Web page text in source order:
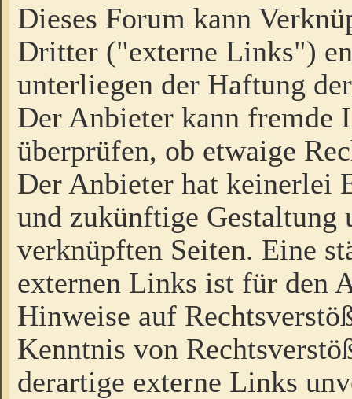
Dieses Forum kann
Dritter ("externe Links")
unterliegen der Haftung
Der Anbieter kann fremde
überprüfen, ob etwaige
Der Anbieter hat keinerlei
und zukünftige Gestaltung
verknüpften Seiten. Eine
externen Links ist für den
Hinweise auf
Kenntnis von
derartige externe Links